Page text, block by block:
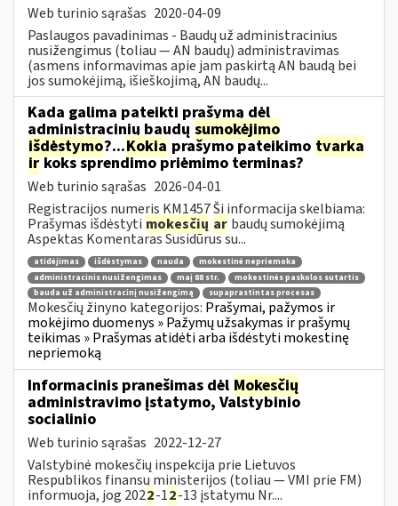
Web turinio sąrašas 2020-04-09
Paslaugos pavadinimas - Baudų už administracinius
nusižengimus (toliau — AN baudų) administravimas
(asmens informavimas apie jam paskirtą AN baudą bei
jos sumokėjimą, išieškojimą, AN baudų...
Kada galima pateikti prašymą dėl
administracinių baudų sumokėjimo
išdėstymo?...Kokia prašymo pateikimo tvarka
irkoks sprendimo priėmimo terminas?
Web turinio sąrašas 2026-04-01
Registracijos numeris KM1457 Ši informacija skelbiama:
Prašymas išdėstyti mokesčių ar baudų sumokėjimą
Aspektas Komentaras Susidūrus su...
atidėjimas išdėstymas nauda
mokestinė nepriemoka
administracinis nusižengimas
maį 88 str.
mokestinės paskolos sutartis
bauda už administracinį nusižengimą
supaprastintas procesas
Mokesčių žinyno kategorijos: Prašymai, pažymos ir
mokėjimo duomenys » Pažymų užsakymas ir prašymų
teikimas » Prašymas atidėti arba išdėstyti mokestinę
nepriemoką
Informacinis pranešimas dėl Mokesčių
administravimo įstatymo, Valstybinio
socialinio
Web turinio sąrašas 2022-12-27
Valstybinė mokesčių inspekcija prie Lietuvos
Respublikos finansų ministerijos (toliau — VMI prie FM)
informuoja, jog 2022-12-13 įstatymu Nr....